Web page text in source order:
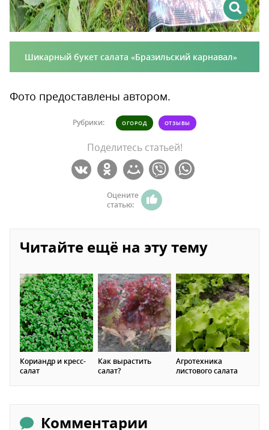
Шикарный букет салата «Бразильский карнавал»
Фото предоставлены автором.
Рубрики: ОГОРОД ОТЗЫВЫ
Поделитесь статьей!
Оцените
статью:
Читайте ещё на эту тему
Кориандр и кресс-
салат
Как вырастить
салат?
Агротехника
листового салата
Комментарии